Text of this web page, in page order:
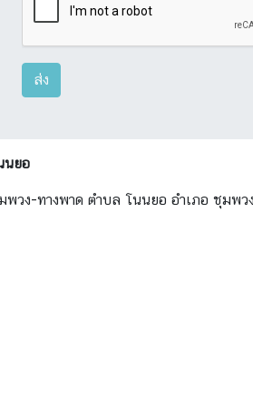
ส่ง
นยอ
วง-ทางพาด ตำบล โนนยอ อำเภอ ชุมพว